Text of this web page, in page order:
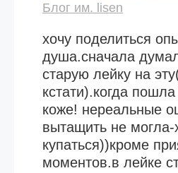
Блог им. lisen
хочу поделиться
душа.сначала
старую лейку на
кстати).когда
коже! нереальные
вытащить не
купаться))кроме
моментов.в лейке